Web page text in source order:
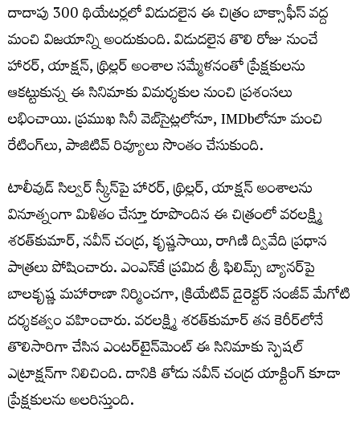
దాదాపు 300 థియేటర్లలో విడుదలైన ఈ చిత్రం బాక్సాఫీస్ వద్ద
మంచి విజయాన్ని అందుకుంది. విడుదలైన తొలి రోజు నుంచే
హారర్, యాక్షన్, థ్రిల్లర్ అంశాల సమ్మేళనంతో ప్రేక్షకులను
ఆకట్టుకున్న ఈ సినిమాకు విమర్శకుల నుంచి ప్రశంసలు
లభించాయి. ప్రముఖ సినీ వెబ్‌సైట్లలోనూ, IMDbలోనూ మంచి
రేటింగ్‌లు, పాజిటివ్ రివ్యూలు సొంతం చేసుకుంది.
టాలీవుడ్ సిల్వర్ స్క్రీన్‌పై హారర్, థ్రిల్లర్, యాక్షన్ అంశాలను
వినూత్నంగా మిళితం చేస్తూ రూపొందిన ఈ చిత్రంలో వరలక్ష్మి
శరత్‌కుమార్, నవీన్ చంద్ర, కృష్ణసాయి, రాగిణి ద్వివేది ప్రధాన
పాత్రలు పోషించారు. ఎంఎస్‌కే ప్రమిద శ్రీ ఫిలిమ్స్ బ్యానర్‌పై
బాలకృష్ణ మహారాణా నిర్మించగా, క్రియేటివ్ డైరెక్టర్ సంజీవ్ మేగోటి
దర్శకత్వం వహించారు. వరలక్ష్మి శరత్‌కుమార్ త‌న కెరీర్‌లోనే
తొలిసారిగా చేసిన ఎంట‌ర్‌టైన్‌మెంట్ ఈ సినిమాకు స్పెష‌ల్
ఎట్రాక్ష‌న్‌గా నిలిచింది. దానికి తోడు నవీన్ చంద్ర యాక్టింగ్ కూడా
ప్రేక్ష‌కుల‌ను అల‌రిస్తుంది.